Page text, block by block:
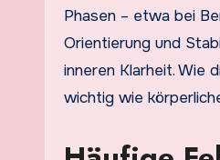
Phasen – etwa bei
Orientierung und
inneren Klarheit. Wie
wichtig wie